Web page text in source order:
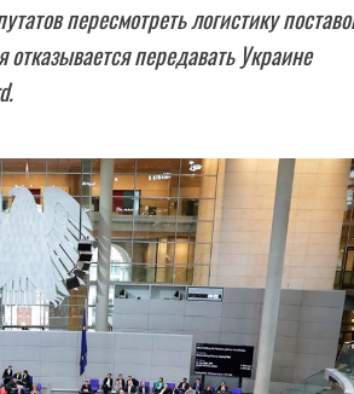
пересмотреть логистику
передавать Украине